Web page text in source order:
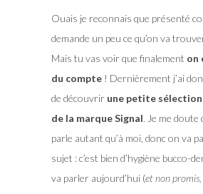
Ouais je reconnais que présenté
demande un peu ce qu’on va
Mais tu vas voir que finalement on
du compte! Dernièrement j’ai
de découvrir une petite
de la marque Signal. Je me doute
parle autant qu’à moi, donc on va
sujet : c’est bien d’hygiène bucco-
va parler aujourd’hui (et non promis,